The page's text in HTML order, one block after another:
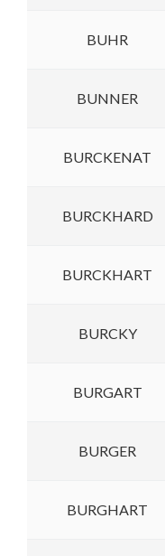
BUHR
BUNNER
BURCKENAT
BURCKHARD
BURCKHART
BURCKY
BURGART
BURGER
BURGHART